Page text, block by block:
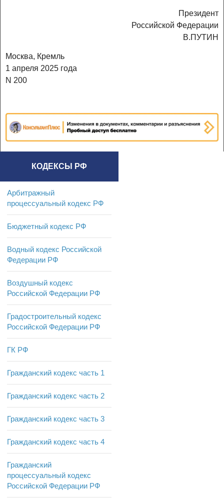
Президент
Российской Федерации
В.ПУТИН
Москва, Кремль
1 апреля 2025 года
N 200
КОДЕКСЫ РФ
Арбитражный
процессуальный кодекс РФ
Бюджетный кодекс РФ
Водный кодекс Российской
Федерации РФ
Воздушный кодекс
Российской Федерации РФ
Градостроительный кодекс
Российской Федерации РФ
ГК РФ
Гражданский кодекс часть 1
Гражданский кодекс часть 2
Гражданский кодекс часть 3
Гражданский кодекс часть 4
Гражданский
процессуальный кодекс
Российской Федерации РФ